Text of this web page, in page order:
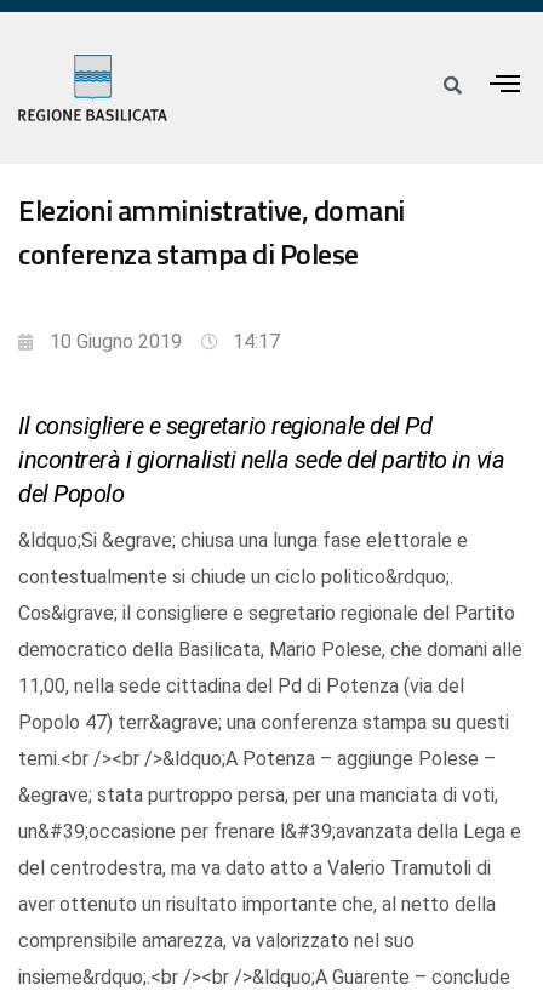
Elezioni amministrative, domani
conferenza stampa di Polese
10 Giugno 2019 14:17
Il consigliere e segretario regionale del Pd
incontrerà i giornalisti nella sede del partito in via
del Popolo
&ldquo;Si &egrave; chiusa una lunga fase elettorale e
contestualmente si chiude un ciclo politico&rdquo;.
Cos&igrave; il consigliere e segretario regionale del Partito
democratico della Basilicata, Mario Polese, che domani alle
11,00, nella sede cittadina del Pd di Potenza (via del
Popolo 47) terr&agrave; una conferenza stampa su questi
temi.<br /><br />&ldquo;A Potenza – aggiunge Polese –
&egrave; stata purtroppo persa, per una manciata di voti,
un&#39;occasione per frenare l&#39;avanzata della Lega e
del centrodestra, ma va dato atto a Valerio Tramutoli di
aver ottenuto un risultato importante che, al netto della
comprensibile amarezza, va valorizzato nel suo
insieme&rdquo;.<br /><br />&ldquo;A Guarente – conclude